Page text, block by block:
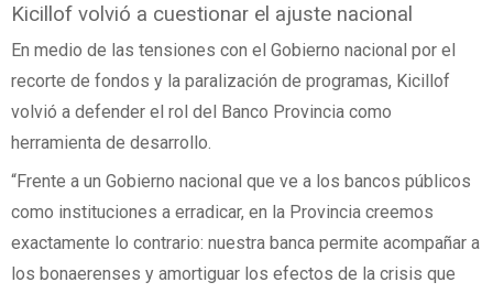
Kicillof volvió a cuestionar el ajuste nacional
En medio de las tensiones con el Gobierno nacional por el
recorte de fondos y la paralización de programas, Kicillof
volvió a defender el rol del Banco Provincia como
herramienta de desarrollo.
“Frente a un Gobierno nacional que ve a los bancos públicos
como instituciones a erradicar, en la Provincia creemos
exactamente lo contrario: nuestra banca permite acompañar a
los bonaerenses y amortiguar los efectos de la crisis que